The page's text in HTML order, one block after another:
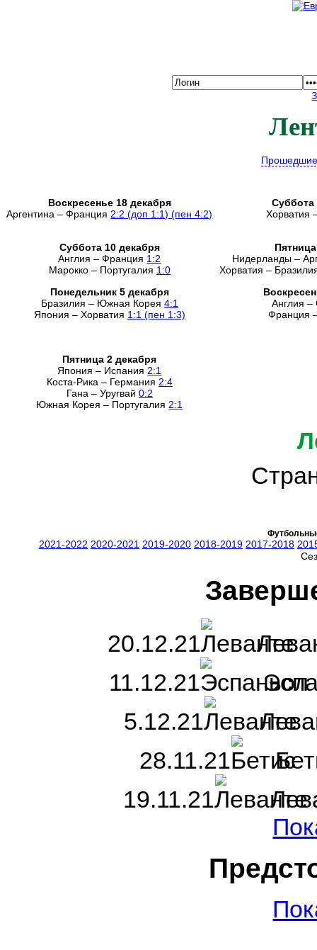
Воскресенье 18 декабря
Аргентина – Франция 2:2 (доп 1:1) (пен 4:2)
Суббота
Хорватия
Суббота 10 декабря
Англия – Франция 1:2
Марокко – Португалия 1:0
Нидерланды –
Хорватия –
Понедельник 5 декабря
Бразилия – Южная Корея 4:1
Япония – Хорватия 1:1 (пен 1:3)
Англия
Франция
Пятница 2 декабря
Япония – Испания 2:1
Коста-Рика – Германия 2:4
Гана – Уругвай 0:2
Южная Корея – Португалия 2:1
2021-2022 2020-2021 2019-2020 2018-2019 2017-2018
20.12.21
11.12.21
5.12.21
28.11.21
19.11.21